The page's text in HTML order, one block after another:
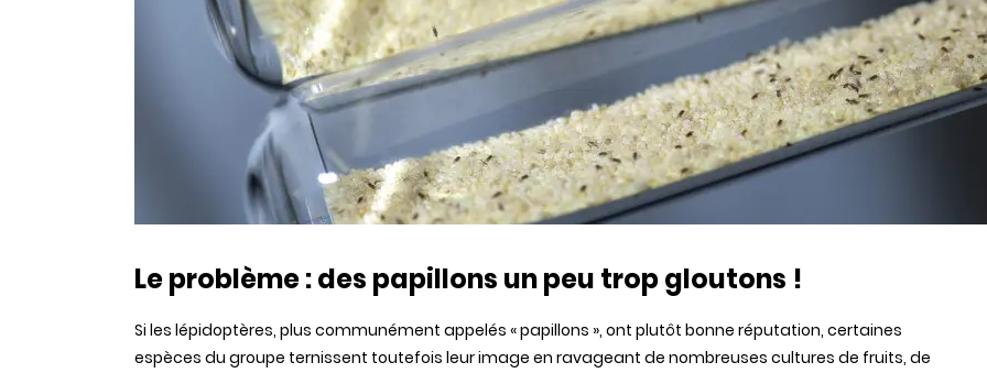
Le problème : des papillons un peu trop gloutons !
Si les lépidoptères, plus communément appelés « papillons », ont plutôt bonne réputation, certaines
espèces du groupe ternissent toutefois leur image en ravageant de nombreuses cultures de fruits, de